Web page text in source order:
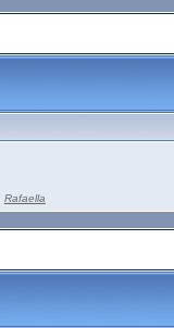
Rafaella